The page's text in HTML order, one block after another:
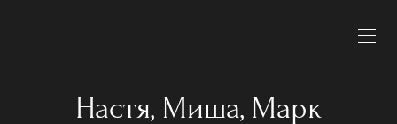
Настя, Миша, Марк